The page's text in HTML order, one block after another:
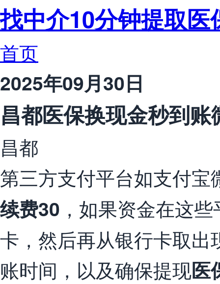
找中介10分钟提取医
首页
2025年09月30日
昌都医保换现金秒到
昌都
第三方支付平台如支付宝
续费30 ，如果资金在这
卡，然后再从银行卡取
账时间，以及确保提现医